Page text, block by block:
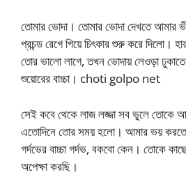
তোমার ভোদা। তোমার ভোদা দেখতে আমার
প্রচন্ড রেগে গিয়ে চিৎকার শুরু করে দিলো।
তোর ভালো লাগে, তখন ভোদায় লেওড়া
শুয়োরের বাচ্চা। choti golpo net
সেই কবে থেকে লাজ লজ্জা সব ভুলে তোকে
এতোদিনে তোর সময় হলো। আমার ভয়
গর্দভের বাচ্চা গর্দভ, বকবো কেন। তোকে
অপেক্ষা করছি।